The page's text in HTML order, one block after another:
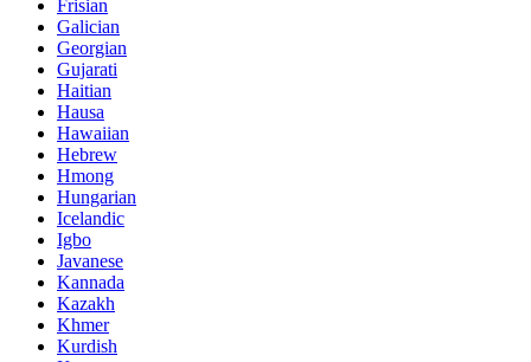
Frisian
Galician
Georgian
Gujarati
Haitian
Hausa
Hawaiian
Hebrew
Hmong
Hungarian
Icelandic
Igbo
Javanese
Kannada
Kazakh
Khmer
Kurdish